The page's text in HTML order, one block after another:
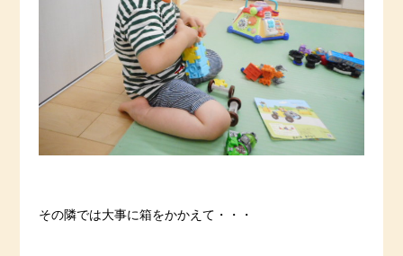
その隣では大事に箱をかかえて・・・